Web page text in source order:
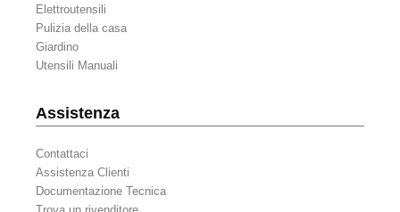
Elettroutensili
Pulizia della casa
Giardino
Utensili Manuali
Assistenza
Contattaci
Assistenza Clienti
Documentazione Tecnica